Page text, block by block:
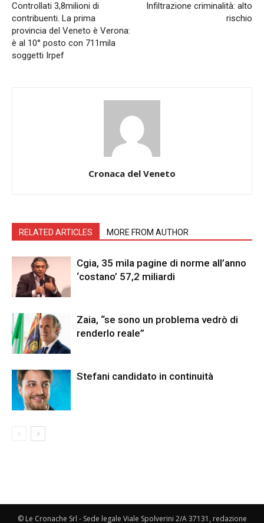
Controllati 3,8milioni di
contribuenti. La prima
provincia del Veneto è Verona:
è al 10° posto con 711mila
soggetti Irpef
Infiltrazione criminalità: alto
rischio
Cronaca del Veneto
RELATED ARTICLES MORE FROM AUTHOR
Cgia, 35 mila pagine di norme all’anno
‘costano’ 57,2 miliardi
Zaia, “se sono un problema vedrò di
renderlo reale”
Stefani candidato in continuità
© Le Cronache Srl - Sede legale Viale Spolverini 2/A 37131, redazione